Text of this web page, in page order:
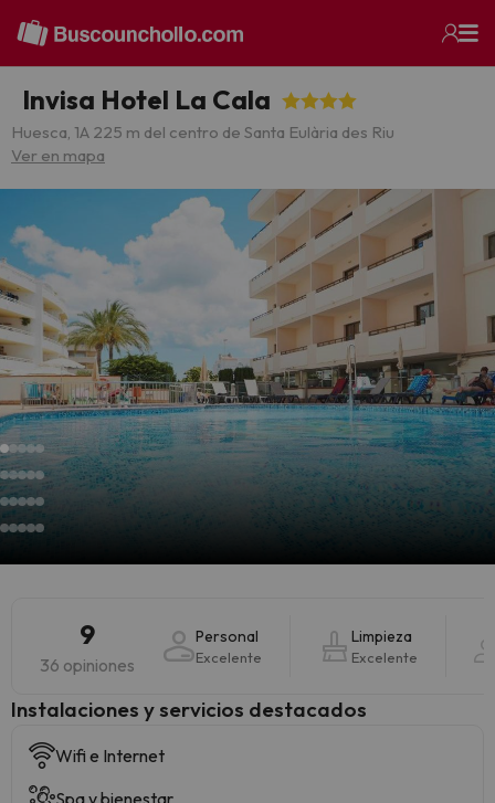
Invisa Hotel La Cala
Huesca, 1A 225 m del centro de Santa Eulària des Riu
Ver en mapa
9
36 opiniones
Personal
Excelente
Limpieza
Excelente
Instalaciones y servicios destacados
Wifi e Internet
Spa y bienestar